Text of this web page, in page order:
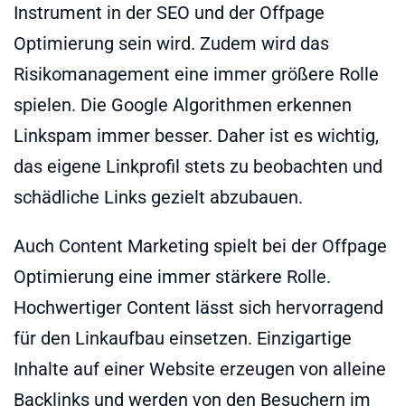
Instrument in der SEO und der Offpage
Optimierung sein wird. Zudem wird das
Risikomanagement eine immer größere Rolle
spielen. Die Google Algorithmen erkennen
Linkspam immer besser. Daher ist es wichtig,
das eigene Linkprofil stets zu beobachten und
schädliche Links gezielt abzubauen.
Auch Content Marketing spielt bei der Offpage
Optimierung eine immer stärkere Rolle.
Hochwertiger Content lässt sich hervorragend
für den Linkaufbau einsetzen. Einzigartige
Inhalte auf einer Website erzeugen von alleine
Backlinks und werden von den Besuchern im